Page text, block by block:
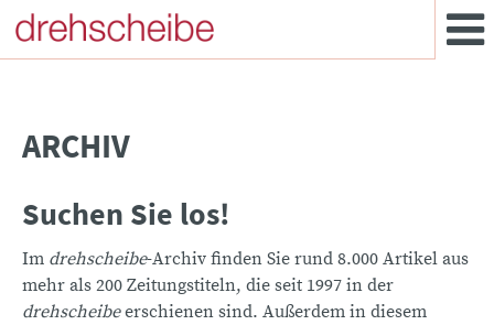
ARCHIV
Suchen Sie los!
Im drehscheibe-Archiv finden Sie rund 8.000 Artikel aus
mehr als 200 Zeitungstiteln, die seit 1997 in der
drehscheibeerschienen sind. Außerdem in diesem